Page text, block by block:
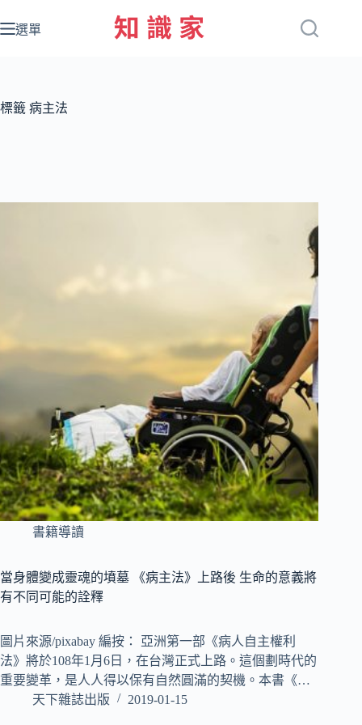
至
容
選單
標籤 病主法
書籍導讀
當身體變成靈魂的墳墓 《病主法》上路後 生命的意義將
有不同可能的詮釋
圖片來源/pixabay 編按： 亞洲第一部《病人自主權利
法》將於108年1月6日，在台灣正式上路。這個劃時代的
重要變革，是人人得以保有自然圓滿的契機。本書《…
天下雜誌出版
2019-01-15